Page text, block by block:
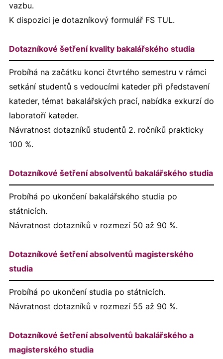
vazbu.
K dispozici je dotazníkový formulář FS TUL.
Dotazníkové šetření kvality bakalářského studia
Probíhá na začátku konci čtvrtého semestru v rámci
setkání studentů s vedoucími kateder při představení
kateder, témat bakalářských prací, nabídka exkurzí do
laboratoří kateder.
Návratnost dotazníků studentů 2. ročníků prakticky
100 %.
Dotazníkové šetření absolventů bakalářského studia
Probíhá po ukončení bakalářského studia po
státnicích.
Návratnost dotazníků v rozmezí 50 až 90 %.
Dotazníkové šetření absolventů magisterského
studia
Probíhá po ukončení studia po státnicích.
Návratnost dotazníků v rozmezí 55 až 90 %.
Dotazníkové šetření absolventů bakalářského a
magisterského studia